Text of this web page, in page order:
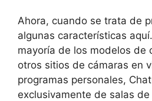
Ahora, cuando se trata de
algunas características
mayoría de los modelos de
otros sitios de cámaras en
programas personales,
exclusivamente de salas